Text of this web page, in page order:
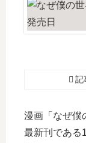
記
漫画「なぜ僕
最新刊である